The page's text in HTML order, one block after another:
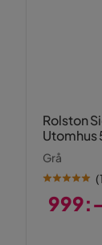
Rolston
Utomhus
Grå
(1
999:-